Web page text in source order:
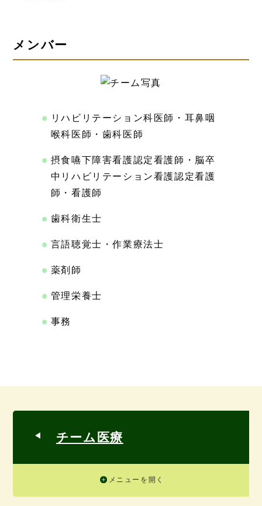
メンバー
リハビリテーション科医師・耳鼻咽
喉科医師・歯科医師
摂食嚥下障害看護認定看護師・脳卒
中リハビリテーション看護認定看護
師・看護師
歯科衛生士
言語聴覚士・作業療法士
薬剤師
管理栄養士
事務
チーム医療
メニューを開く